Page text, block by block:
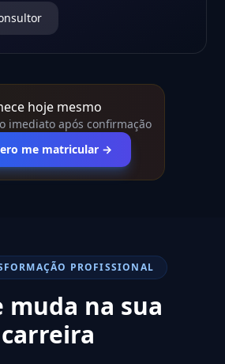
hoje mesmo
imediato após confirmação
me matricular →
PROFISSIONAL
muda na sua
carreira